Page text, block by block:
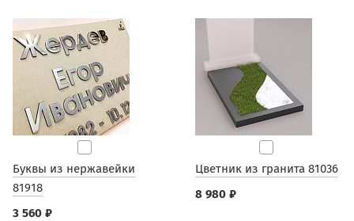
Буквы из нержавейки
81918
3 560 ₽
Цветник из гранита 81036
8 980 ₽